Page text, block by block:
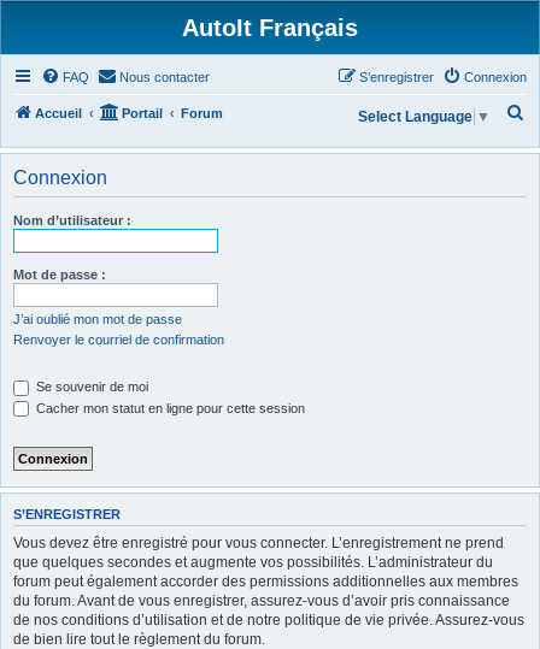
AutoIt Français
FAQ Nous contacter Connexion
S’enregistrer
Accueil Portail Forum
h
Select Language ▼
Connexion
Nom d’utilisateur :
Mot de passe :
J’ai oublié mon mot de passe
Renvoyer le courriel de confirmation
Se souvenir de moi
Cacher mon statut en ligne pour cette session
S’ENREGISTRER
Vous devez être enregistré pour vous connecter. L’enregistrement ne prend
que quelques secondes et augmente vos possibilités. L’administrateur du
forum peut également accorder des permissions additionnelles aux membres
du forum. Avant de vous enregistrer, assurez-vous d’avoir pris connaissance
de nos conditions d’utilisation et de notre politique de vie privée. Assurez-vous
de bien lire tout le règlement du forum.